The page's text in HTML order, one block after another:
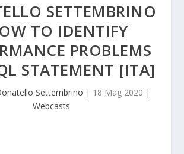
SETTEMBRINO
TO IDENTIFY
PROBLEMS
STATEMENT [ITA]
Settembrino | 18 Mag 2020 |
Webcasts